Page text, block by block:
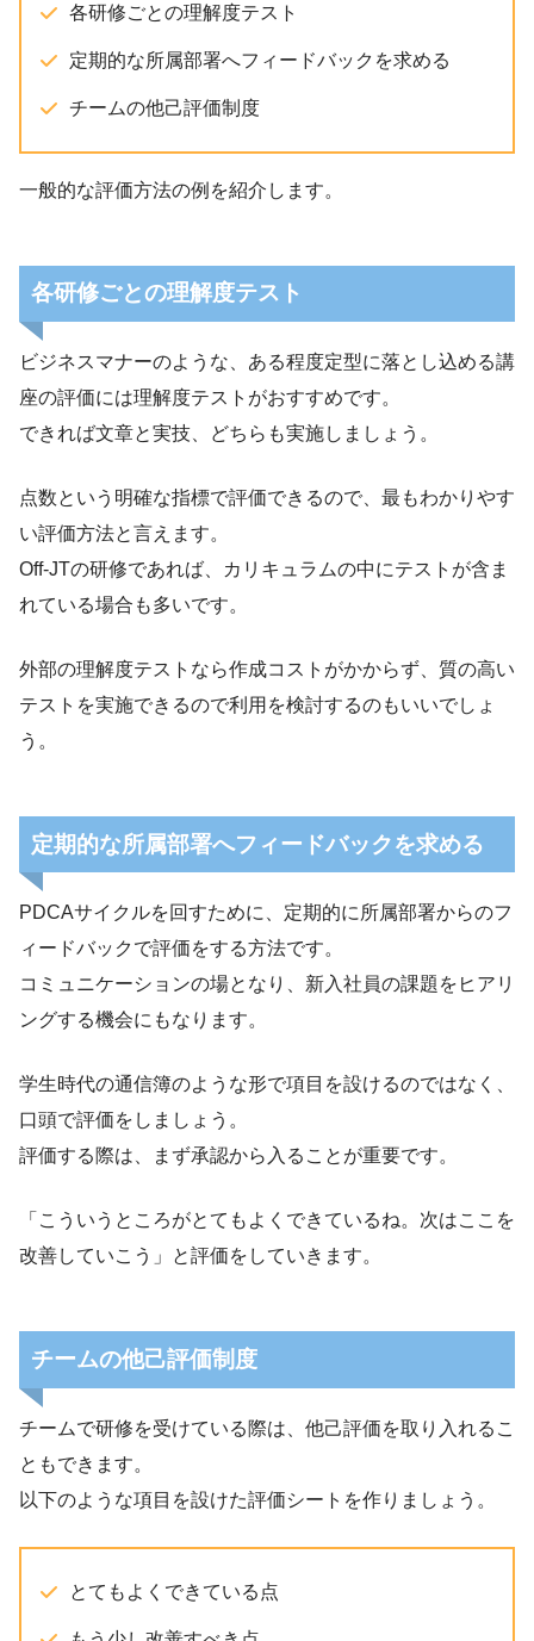
各研修ごとの理解度テスト
定期的な所属部署へフィードバックを求める
チームの他己評価制度
一般的な評価方法の例を紹介します。
各研修ごとの理解度テスト
ビジネスマナーのような、ある程度定型に落とし込める講
座の評価には理解度テストがおすすめです。
できれば文章と実技、どちらも実施しましょう。
点数という明確な指標で評価できるので、最もわかりやす
い評価方法と言えます。
Off-JTの研修であれば、カリキュラムの中にテストが含ま
れている場合も多いです。
外部の理解度テストなら作成コストがかからず、質の高い
テストを実施できるので利用を検討するのもいいでしょ
う。
定期的な所属部署へフィードバックを求める
PDCAサイクルを回すために、定期的に所属部署からのフ
ィードバックで評価をする方法です。
コミュニケーションの場となり、新入社員の課題をヒアリ
ングする機会にもなります。
学生時代の通信簿のような形で項目を設けるのではなく、
口頭で評価をしましょう。
評価する際は、まず承認から入ることが重要です。
「こういうところがとてもよくできているね。次はここを
改善していこう」と評価をしていきます。
チームの他己評価制度
チームで研修を受けている際は、他己評価を取り入れるこ
ともできます。
以下のような項目を設けた評価シートを作りましょう。
とてもよくできている点